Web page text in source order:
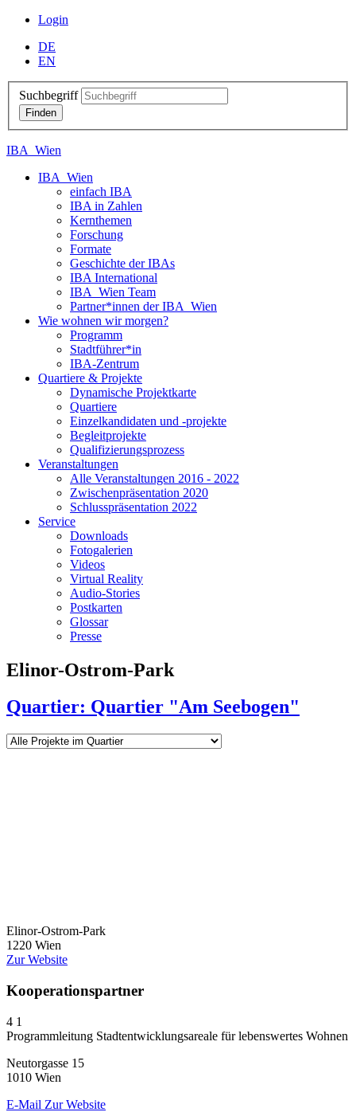
Login
DE
EN
Suchbegriff
IBA_Wien
IBA_Wien
einfach IBA
IBA in Zahlen
Kernthemen
Forschung
Formate
Geschichte der IBAs
IBA International
IBA_Wien Team
Partner*innen der IBA_Wien
Wie wohnen wir morgen?
Programm
Stadtführer*in
IBA-Zentrum
Quartiere & Projekte
Dynamische Projektkarte
Quartiere
Einzelkandidaten und -projekte
Begleitprojekte
Qualifizierungsprozess
Veranstaltungen
Alle Veranstaltungen 2016 - 2022
Zwischenpräsentation 2020
Schlusspräsentation 2022
Service
Downloads
Fotogalerien
Videos
Virtual Reality
Audio-Stories
Postkarten
Glossar
Presse
Elinor-Ostrom-Park
Quartier: Quartier "Am Seebogen"
Elinor-Ostrom-Park
1220 Wien
Zur Website
Kooperationspartner
4 1
Programmleitung Stadtentwicklungsareale für lebenswertes Wohnen
Neutorgasse 15
1010 Wien
E-Mail Zur Website